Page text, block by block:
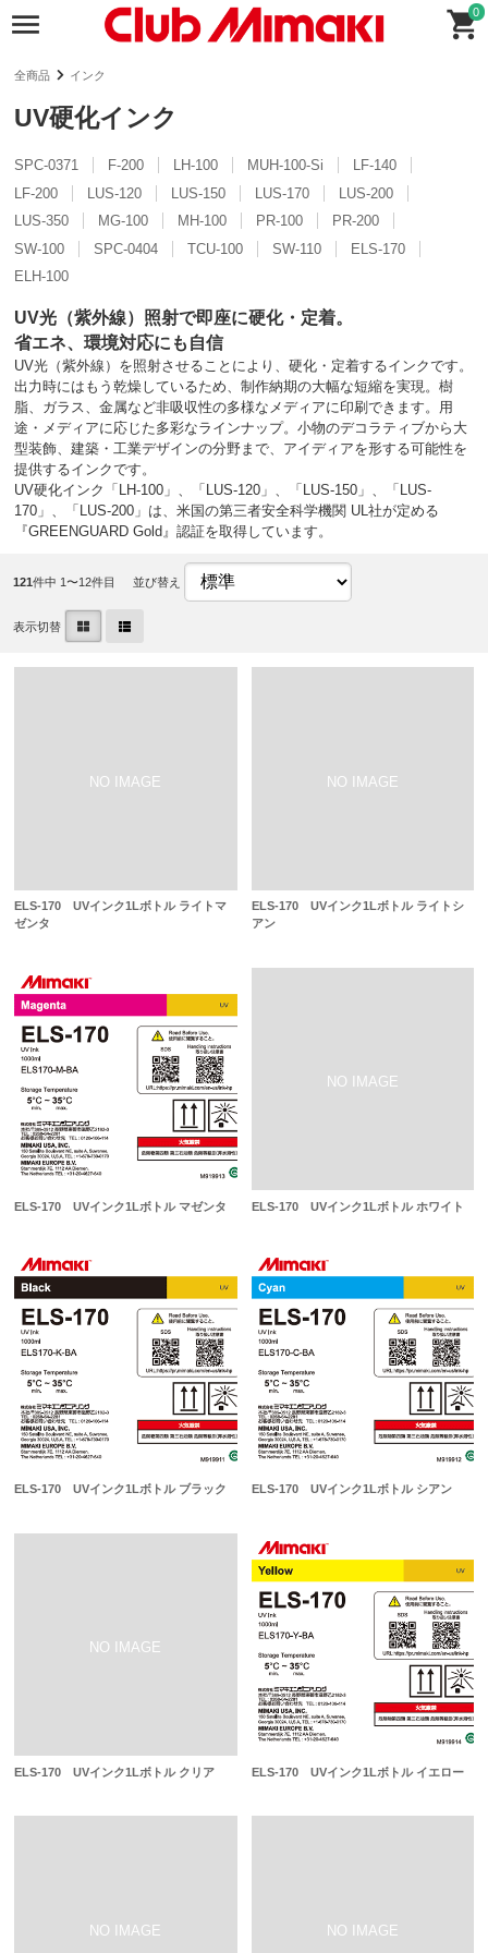
0
全商品 インク
UV硬化インク
SPC-0371 F-200 LH-100 MUH-100-Si
LF-140
LF-200
LUS-120 LUS-150 LUS-170
LUS-200
LUS-350
MG-100 MH-100 PR-100
PR-200
SW-100
SPC-0404 TCU-100 SW-110
ELS-170
ELH-100
UV光（紫外線）照射で即座に硬化・定着。
省エネ、環境対応にも自信
UV光（紫外線）を照射させることにより、硬化・定着するインクです。
出力時にはもう乾燥しているため、制作納期の大幅な短縮を実現。樹
脂、ガラス、金属など非吸収性の多様なメディアに印刷できます。用
途・メディアに応じた多彩なラインナップ。小物のデコラティブから大
型装飾、建築・工業デザインの分野まで、アイディアを形する可能性を
提供するインクです。
UV硬化インク「LH-100」、「LUS-120」、「LUS-150」、「LUS-
170」、「LUS-200」は、米国の第三者安全科学機関 UL社が定める
『GREENGUARD Gold』認証を取得しています。
121件中 1〜12件目 並び替え
表示切替
ELS-170 UVインク1Lボトル ライトマ
ゼンタ
ELS-170 UVインク1Lボトル ライトシ
アン
ELS-170 UVインク1Lボトル マゼンタ ELS-170 UVインク1Lボトル ホワイト
ELS-170 UVインク1Lボトル ブラック ELS-170 UVインク1Lボトル シアン
ELS-170 UVインク1Lボトル クリア ELS-170 UVインク1Lボトル イエロー